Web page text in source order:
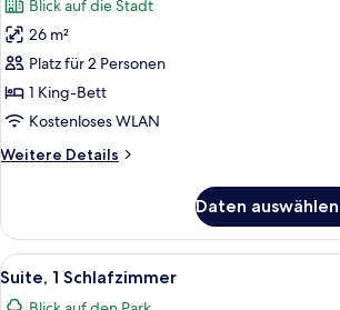
für
Zimmer,
1 King-
Bett,
Stadtblick
Blick auf die Stadt
26 m²
Platz für 2 Personen
1 King-Bett
Kostenloses WLAN
Weitere Details
Weitere
1 King-
Bett,
Stadtblick
Daten
Alle
Fotos
Ein kleines
8
Suite, 1 Schlafzimmer